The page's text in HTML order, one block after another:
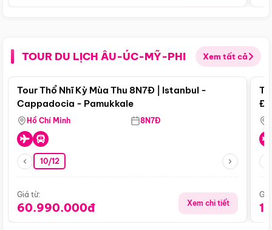
TOUR DU LỊCH ÂU-ÚC-MỸ-PHI Xem tất cả
Điểm nổi bật
Tour Thổ Nhĩ Kỳ Mùa Thu 8N7Đ | Istanbul -
Cappadocia - Pamukkale
Hồ Chí Minh 8N7Đ
10/12
Giá từ:
60.990.000đ Xem chi tiết